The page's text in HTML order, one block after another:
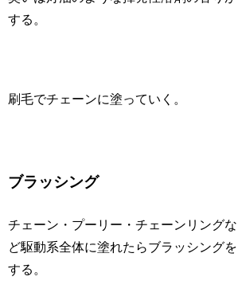
する。
刷毛でチェーンに塗っていく。
ブラッシング
チェーン・プーリー・チェーンリングな
ど駆動系全体に塗れたらブラッシングを
する。